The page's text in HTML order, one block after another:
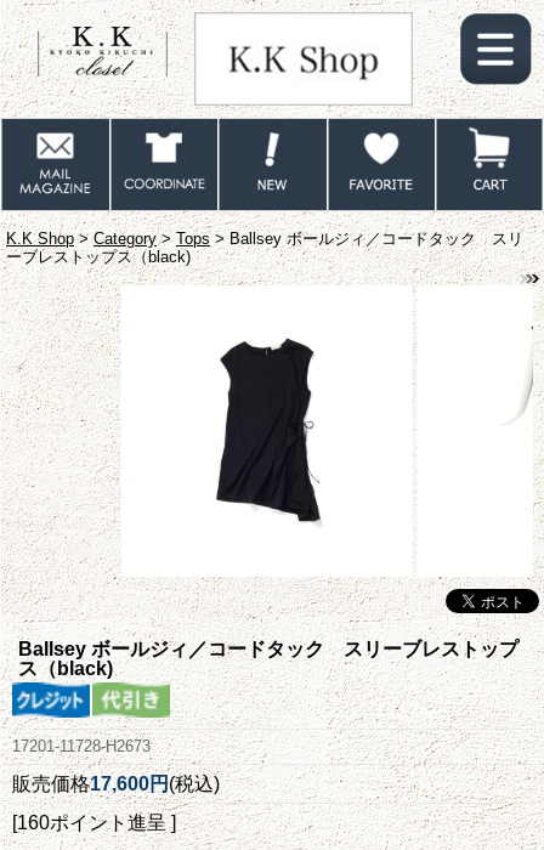
K.K Shop>Category>Tops> Ballsey ボールジィ／コードタック スリ
ーブレストップス（black)
Ballsey ボールジィ／コードタック スリーブレストップ
ス（black)
17201-11728-H2673
販売価格17,600円(税込)
[160ポイント進呈 ]